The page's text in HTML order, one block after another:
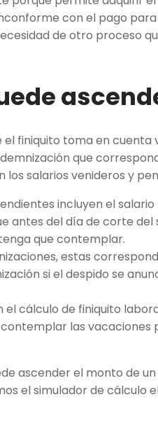
con el pago para
de otro proceso
finiquito toma en cuenta
que
salarios venideros y
incluyen el
antes del día de corte
que contemplar.
estas
si el despido se
cálculo de finiquito
las vacaciones
ascender el monto de
el simulador de cálculo